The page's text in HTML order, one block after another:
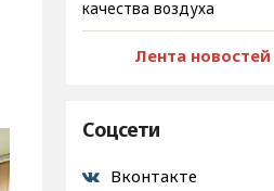
качества воздуха
Лента новостей
Соцсети
Вконтакте